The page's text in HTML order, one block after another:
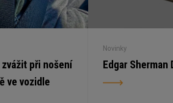
při nošení
ve vozidle
Novinky
Edgar Sherman